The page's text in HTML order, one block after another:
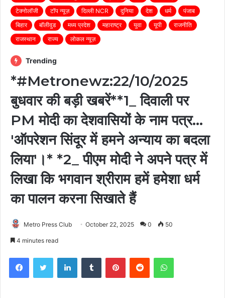
टेक्नोलॉजी
टॉप न्यूज़ दिल्ली NCR दुनिया देश धर्म
पंजाब
बिहार
बॉलीवुड मध्य प्रदेश महाराष्ट्र युवा यूपी
राजनीति
राजस्थान
राज्य लोकल न्यूज़
Trending
*#Metronewz:22/10/2025
बुधवार की बड़ी खबरें**1_ दिवाली पर
PM मोदी का देशवासियों के नाम पत्र...
'ऑपरेशन सिंदूर में हमने अन्याय का बदला
लिया'।* *2_ पीएम मोदी ने अपने पत्र में
लिखा कि भगवान श्रीराम हमें हमेशा धर्म
का पालन करना सिखाते हैं
Metro Press Club October 22, 2025 0 50
4 minutes read
FacebookTwitter LinkedInTumblr PinterestReddit WhatsApp